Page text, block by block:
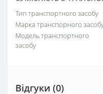
Тип транспортного засобу
Марка транспорного
Модель транспортного
засобу
Відгуки (0)